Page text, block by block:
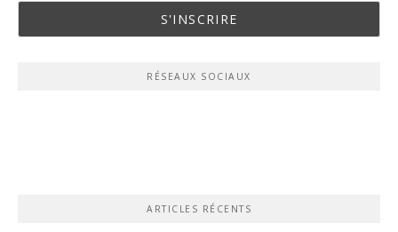
RÉSEAUX SOCIAUX
ARTICLES RÉCENTS